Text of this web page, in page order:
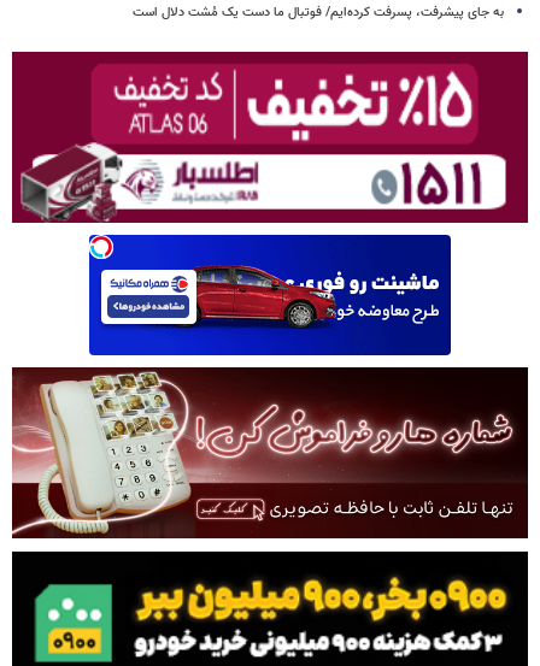
به جای پیشرفت، پسرفت کرده‌ایم/ فوتبال ما دست یک مُشت دلال است